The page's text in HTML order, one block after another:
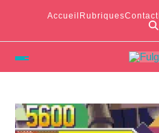
Accueil RubriquesContact